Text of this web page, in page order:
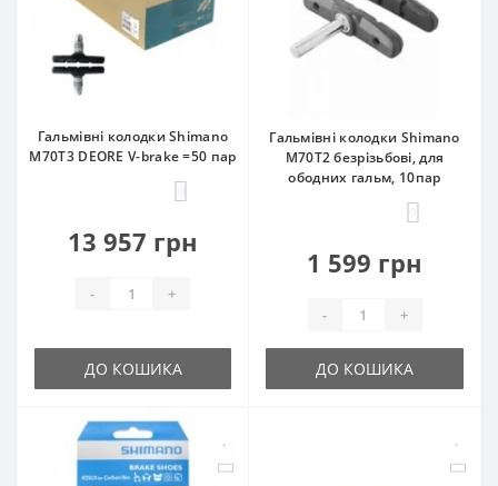
Гальмівні колодки Shimano
M70T3 DEORE V-brake =50 пар
13 957 грн
- +
ДО КОШИКА
Гальмівні колодки Shimano
M70T2 безрізьбові, для
ободних гальм, 10пар
1 599 грн
- +
ДО КОШИКА